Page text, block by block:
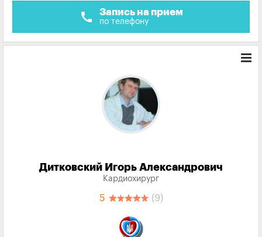
call Запись на прием
по телефону
Дитковский Игорь Александрович
Кардиохирург
5 (9)